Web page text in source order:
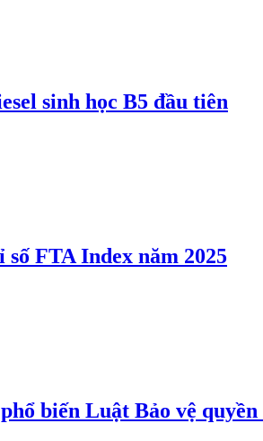
sinh học B5 đầu tiên
số FTA Index năm 2025
biến Luật Bảo vệ